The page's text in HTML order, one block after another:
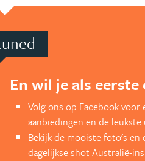
En wil je als
Volg ons op Facebook
aanbiedingen en de
Bekijk de mooiste foto's en
dagelijkse shot Australië-